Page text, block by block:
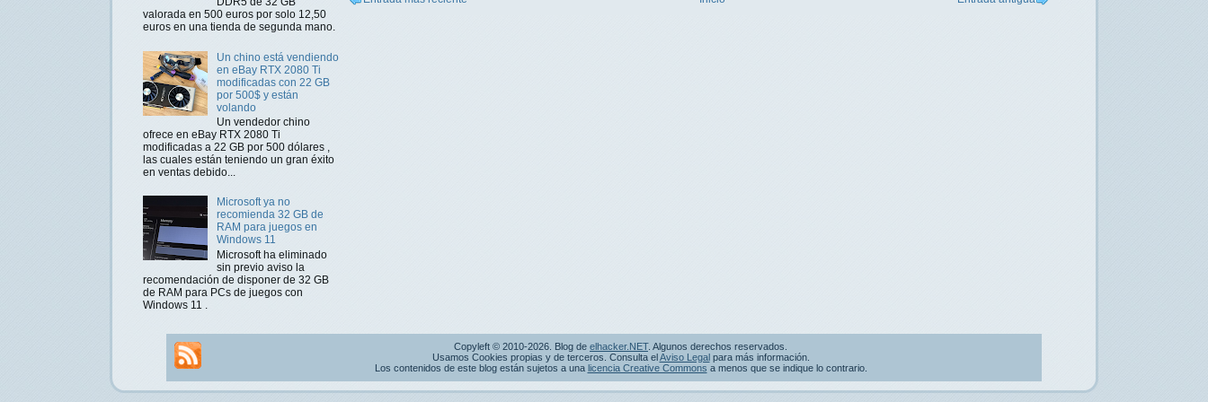
valorada en 500 euros por solo 12,50
euros en una tienda de segunda mano.
Un chino está vendiendo
en eBay RTX 2080 Ti
modificadas con 22 GB
por 500$ y están
volando
Un vendedor chino
ofrece en eBay RTX 2080 Ti
modificadas a 22 GB por 500 dólares ,
las cuales están teniendo un gran éxito
en ventas debido...
Microsoft ya no
recomienda 32 GB de
RAM para juegos en
Windows 11
Microsoft ha eliminado
sin previo aviso la
recomendación de disponer de 32 GB
de RAM para PCs de juegos con
Windows 11 .
Copyleft © 2010-2026. Blog de elhacker.NET. Algunos derechos reservados.
Usamos Cookies propias y de terceros. Consulta elAviso Legalpara más información.
Los contenidos de este blog están sujetos a una licencia Creative Commons a menos que se indique lo contrario.